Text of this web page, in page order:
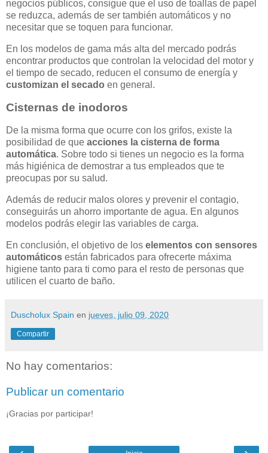
negocios públicos, consigue que el uso de toallas de papel
se reduzca, además de ser también automáticos y no
necesitar que se toquen para funcionar.
En los modelos de gama más alta del mercado podrás
encontrar productos que controlan la velocidad del motor y
el tiempo de secado, reducen el consumo de energía y
customizan el secado en general.
Cisternas de inodoros
De la misma forma que ocurre con los grifos, existe la
posibilidad de que acciones la cisterna de forma
automática. Sobre todo si tienes un negocio es la forma
más higiénica de demostrar a tus empleados que te
preocupas por su salud.
Además de reducir malos olores y prevenir el contagio,
conseguirás un ahorro importante de agua. En algunos
modelos podrás elegir las variables de carga.
En conclusión, el objetivo de los elementos con sensores
automáticos están fabricados para ofrecerte máxima
higiene tanto para ti como para el resto de personas que
utilicen el cuarto de baño.
Duscholux Spain en jueves, julio 09, 2020
Compartir
No hay comentarios:
Publicar un comentario
¡Gracias por participar!